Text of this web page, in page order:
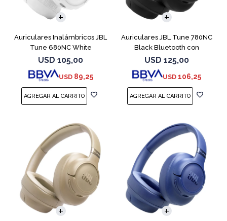
Auriculares Inalámbricos JBL
Tune 680NC White
USD 105,00
USD 89,25
Auriculares JBL Tune 780NC
Black Bluetooth con
Micrófono
USD 125,00
USD 106,25